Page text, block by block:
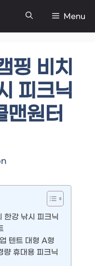
Menu
핑 비치
피크닉
맨원터
한강 낚시 피크닉
텐트 대형 A형
량 휴대용 피크닉